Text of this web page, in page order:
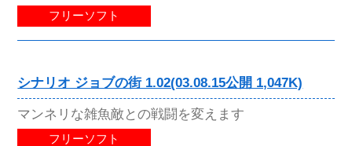
フリーソフト
シナリオ ジョブの街 1.02(03.08.15公開 1,047K)
マンネリな雑魚敵との戦闘を変えます
フリーソフト